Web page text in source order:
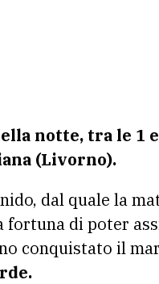
notte, tra le 1
(Livorno).
dal quale la
di poter
conquistato il